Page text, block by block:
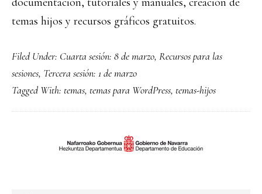
temas hijos y recursos gráficos gratuitos.
Filed Under: Cuarta sesión: 8 de marzo, Recursos para las
sesiones, Tercera sesión: 1 de marzo
Tagged With: temas, temas para WordPress, temas-hijos
PRIMARY